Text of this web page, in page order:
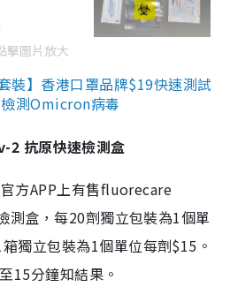
擊圖片放大
裝】香港口罩品牌$19快速測試
測Omicron病毒
抗原快速檢測盒
方APP上有售fluorecare
測盒，每20劑獨立包裝為1個單
獨立包裝為1個單位每劑$15。
15分鐘知結果。